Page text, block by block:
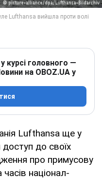
курсі головного —
на OBOZ.UA у
Lufthansa ще у
до своїх
про примусову
націонал-